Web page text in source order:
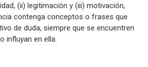
(ii) legitimación y (iii) motivación,
contenga conceptos o frases que
de duda, siempre que se encuentren
influyan en ella.